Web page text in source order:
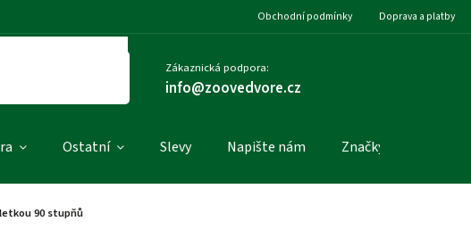
Obchodní podmínky Doprava a platby
Zákaznická podpora:
info@zoovedvore.cz
Ostatní Slevy Napište nám Značky
90 stupňů